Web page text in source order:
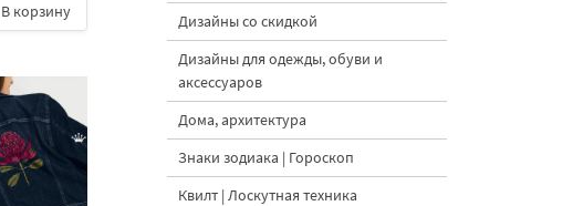
В корзину
Дизайны со скидкой
Дизайны для одежды, обуви и
аксессуаров
Дома, архитектура
Знаки зодиака | Гороскоп
Квилт | Лоскутная техника